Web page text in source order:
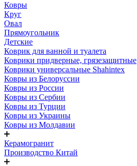
Ковры
Круг
Овал
Прямоугольник
Детские
Коврик для ванной и туалета
Коврики придверные, грязезащитные
Коврики универсальные Shahintex
Ковры из Белоруссии
Ковры из России
Ковры из Сербии
Ковры из Турции
Ковры из Украины
Ковры из Молдавии
Керамогранит
Производство Китай